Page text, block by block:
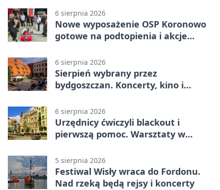
6 sierpnia 2026
Nowe wyposażenie OSP Koronowo
gotowe na podtopienia i akcje
6 sierpnia 2026
Sierpień wybrany przez
bydgoszczan. Koncerty, kino i
6 sierpnia 2026
Urzędnicy ćwiczyli blackout i
pierwszą pomoc. Warsztaty w
5 sierpnia 2026
Festiwal Wisły wraca do Fordonu.
Nad rzeką będą rejsy i koncerty